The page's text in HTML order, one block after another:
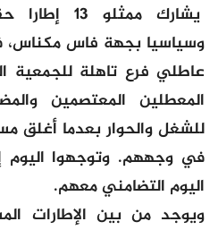
يشارك ممثلو
وسياسيا بجهة فاس مكناس،
عاطلي فرع تاهلة للجمعية
المعطلين المعتصمين
للشغل والحوار بعدما أغلق
في وجههم. وتوجهوا اليوم
اليوم التضامني معهم.
ويوجد من بين الإطارات